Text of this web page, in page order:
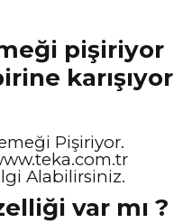
pişiriyor
karışıyor
Pişiriyor.
Alabilirsiniz.
var mı ?